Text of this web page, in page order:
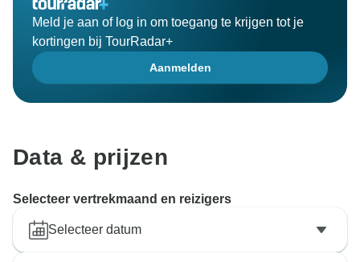
Meld je aan of log in om toegang te krijgen tot je
kortingen bij TourRadar+
Aanmelden
Data & prijzen
Selecteer vertrekmaand en reizigers
Selecteer datum